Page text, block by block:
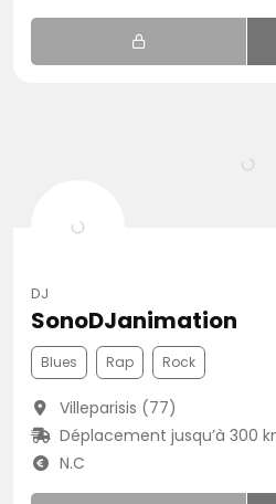
DJ
SonoDJanimation
Blues Rap Rock
Villeparisis (77)
Déplacement jusqu’à 300
N.C